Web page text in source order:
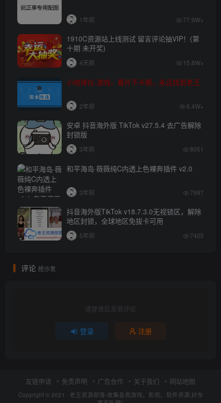
1年前 77.9W+
1910C资源站上线测试 留言评论抽VIP！(第
十期 未开奖)
4天前 15.8W+
小地球仪-游戏、看片不卡顿，永远找到老王
2年前 6.4W+
安卓 抖音海外版 TikTok v27.5.4 去广告解除
封锁版
3年前 8051
和平海岛·薇薇纯C内透上色裸奔插件 v2.0
3年前 7997
抖音海外版TikTok v18.7.3.0无视锁区，解除
地区封锁，全球地区免拔卡可用
5年前 7405
评论 抢沙发
请登录后发表评论
登录 注册
友链申请 免责声明 广告合作 关于我们 网站地图
Copyright © 2021 · 老王资源部落-收集各类游戏、影视、软件资源,好东